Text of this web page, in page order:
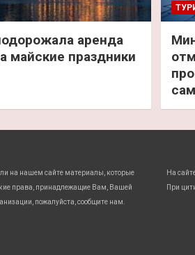
аренда
майские праздники
на нашем сайте материалы, которые
права, принадлежащие Вам, Вашей
пожалуйста, сообщите нам.
На
При